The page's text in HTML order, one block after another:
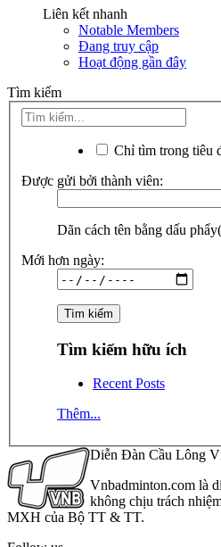
Liên kết nhanh
Notable Members
Đang truy cập
Hoạt động gần đây
Tìm kiếm
Chỉ tìm trong tiêu
Được gửi bởi thành viên:
Dãn cách tên bằng dấu
Mới hơn ngày:
Tìm kiếm hữu ích
Recent Posts
Thêm...
Diễn Đàn Cầu Lông
Vnbadminton.com là
không chịu trách
MXH của Bộ TT & TT.